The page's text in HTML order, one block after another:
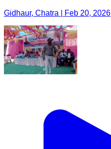
Gidhaur, Chatra | Feb 20, 2026